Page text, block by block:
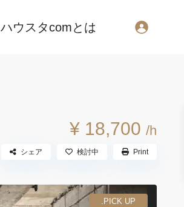
ハウスタcomとは
¥ 18,700 /h
シェア 検討中 Print
.PICK UP